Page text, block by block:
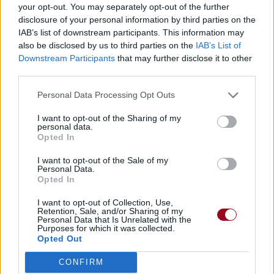
your opt-out. You may separately opt-out of the further
disclosure of your personal information by third parties on the
IAB’s list of downstream participants. This information may
also be disclosed by us to third parties on the IAB’s List of
Downstream Participants that may further disclose it to other
Personal Data Processing Opt Outs
I want to opt-out of the Sharing of my
personal data.
Opted In
I want to opt-out of the Sale of my
Personal Data.
Opted In
I want to opt-out of Collection, Use,
Retention, Sale, and/or Sharing of my
Personal Data that Is Unrelated with the
Purposes for which it was collected.
Opted Out
CONFIRM
Télécharger légalement les MP3 sur
Télécharger légalement les MP3 ou trouver le CD sur
Trouver des vinyles et des CD sur
Paroles + Traduction Téléchargement
Vidéos
Commentaires
Paroles + Traduction
Commentaires
Dire «merci» pour cette traduction